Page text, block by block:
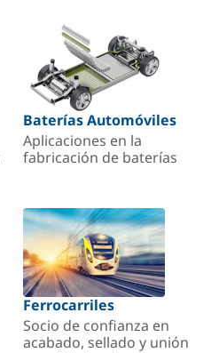
Baterías Automóviles
Aplicaciones en la
fabricación de baterías
Ferrocarriles
Socio de confianza en
acabado, sellado y unión